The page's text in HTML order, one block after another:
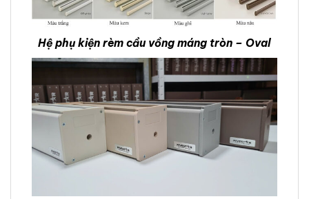
Hệ phụ kiện rèm cầu vồng máng tròn – Oval